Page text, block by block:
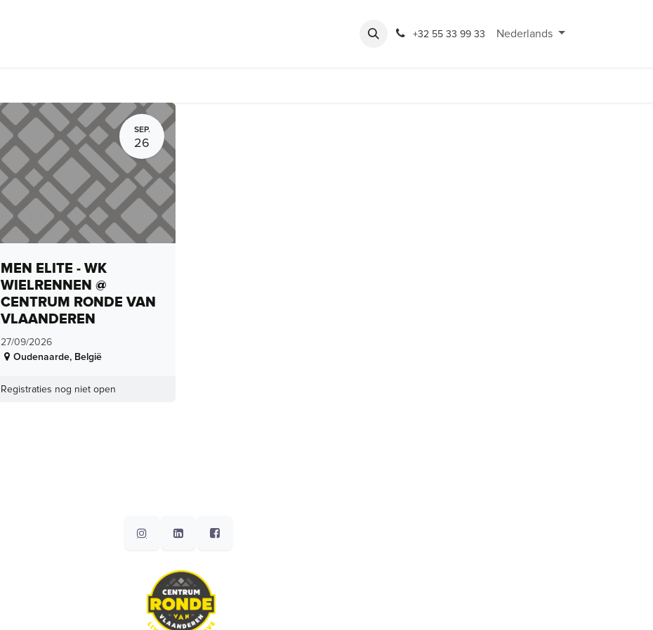
Rondeshop Contact en openingsuren
+32 55 33 99 33 Nederlands
SEP.
26
MEN ELITE - WK
WIELRENNEN @
CENTRUM RONDE VAN
VLAANDEREN
27/09/2026
Oudenaarde, België
Registraties nog niet open